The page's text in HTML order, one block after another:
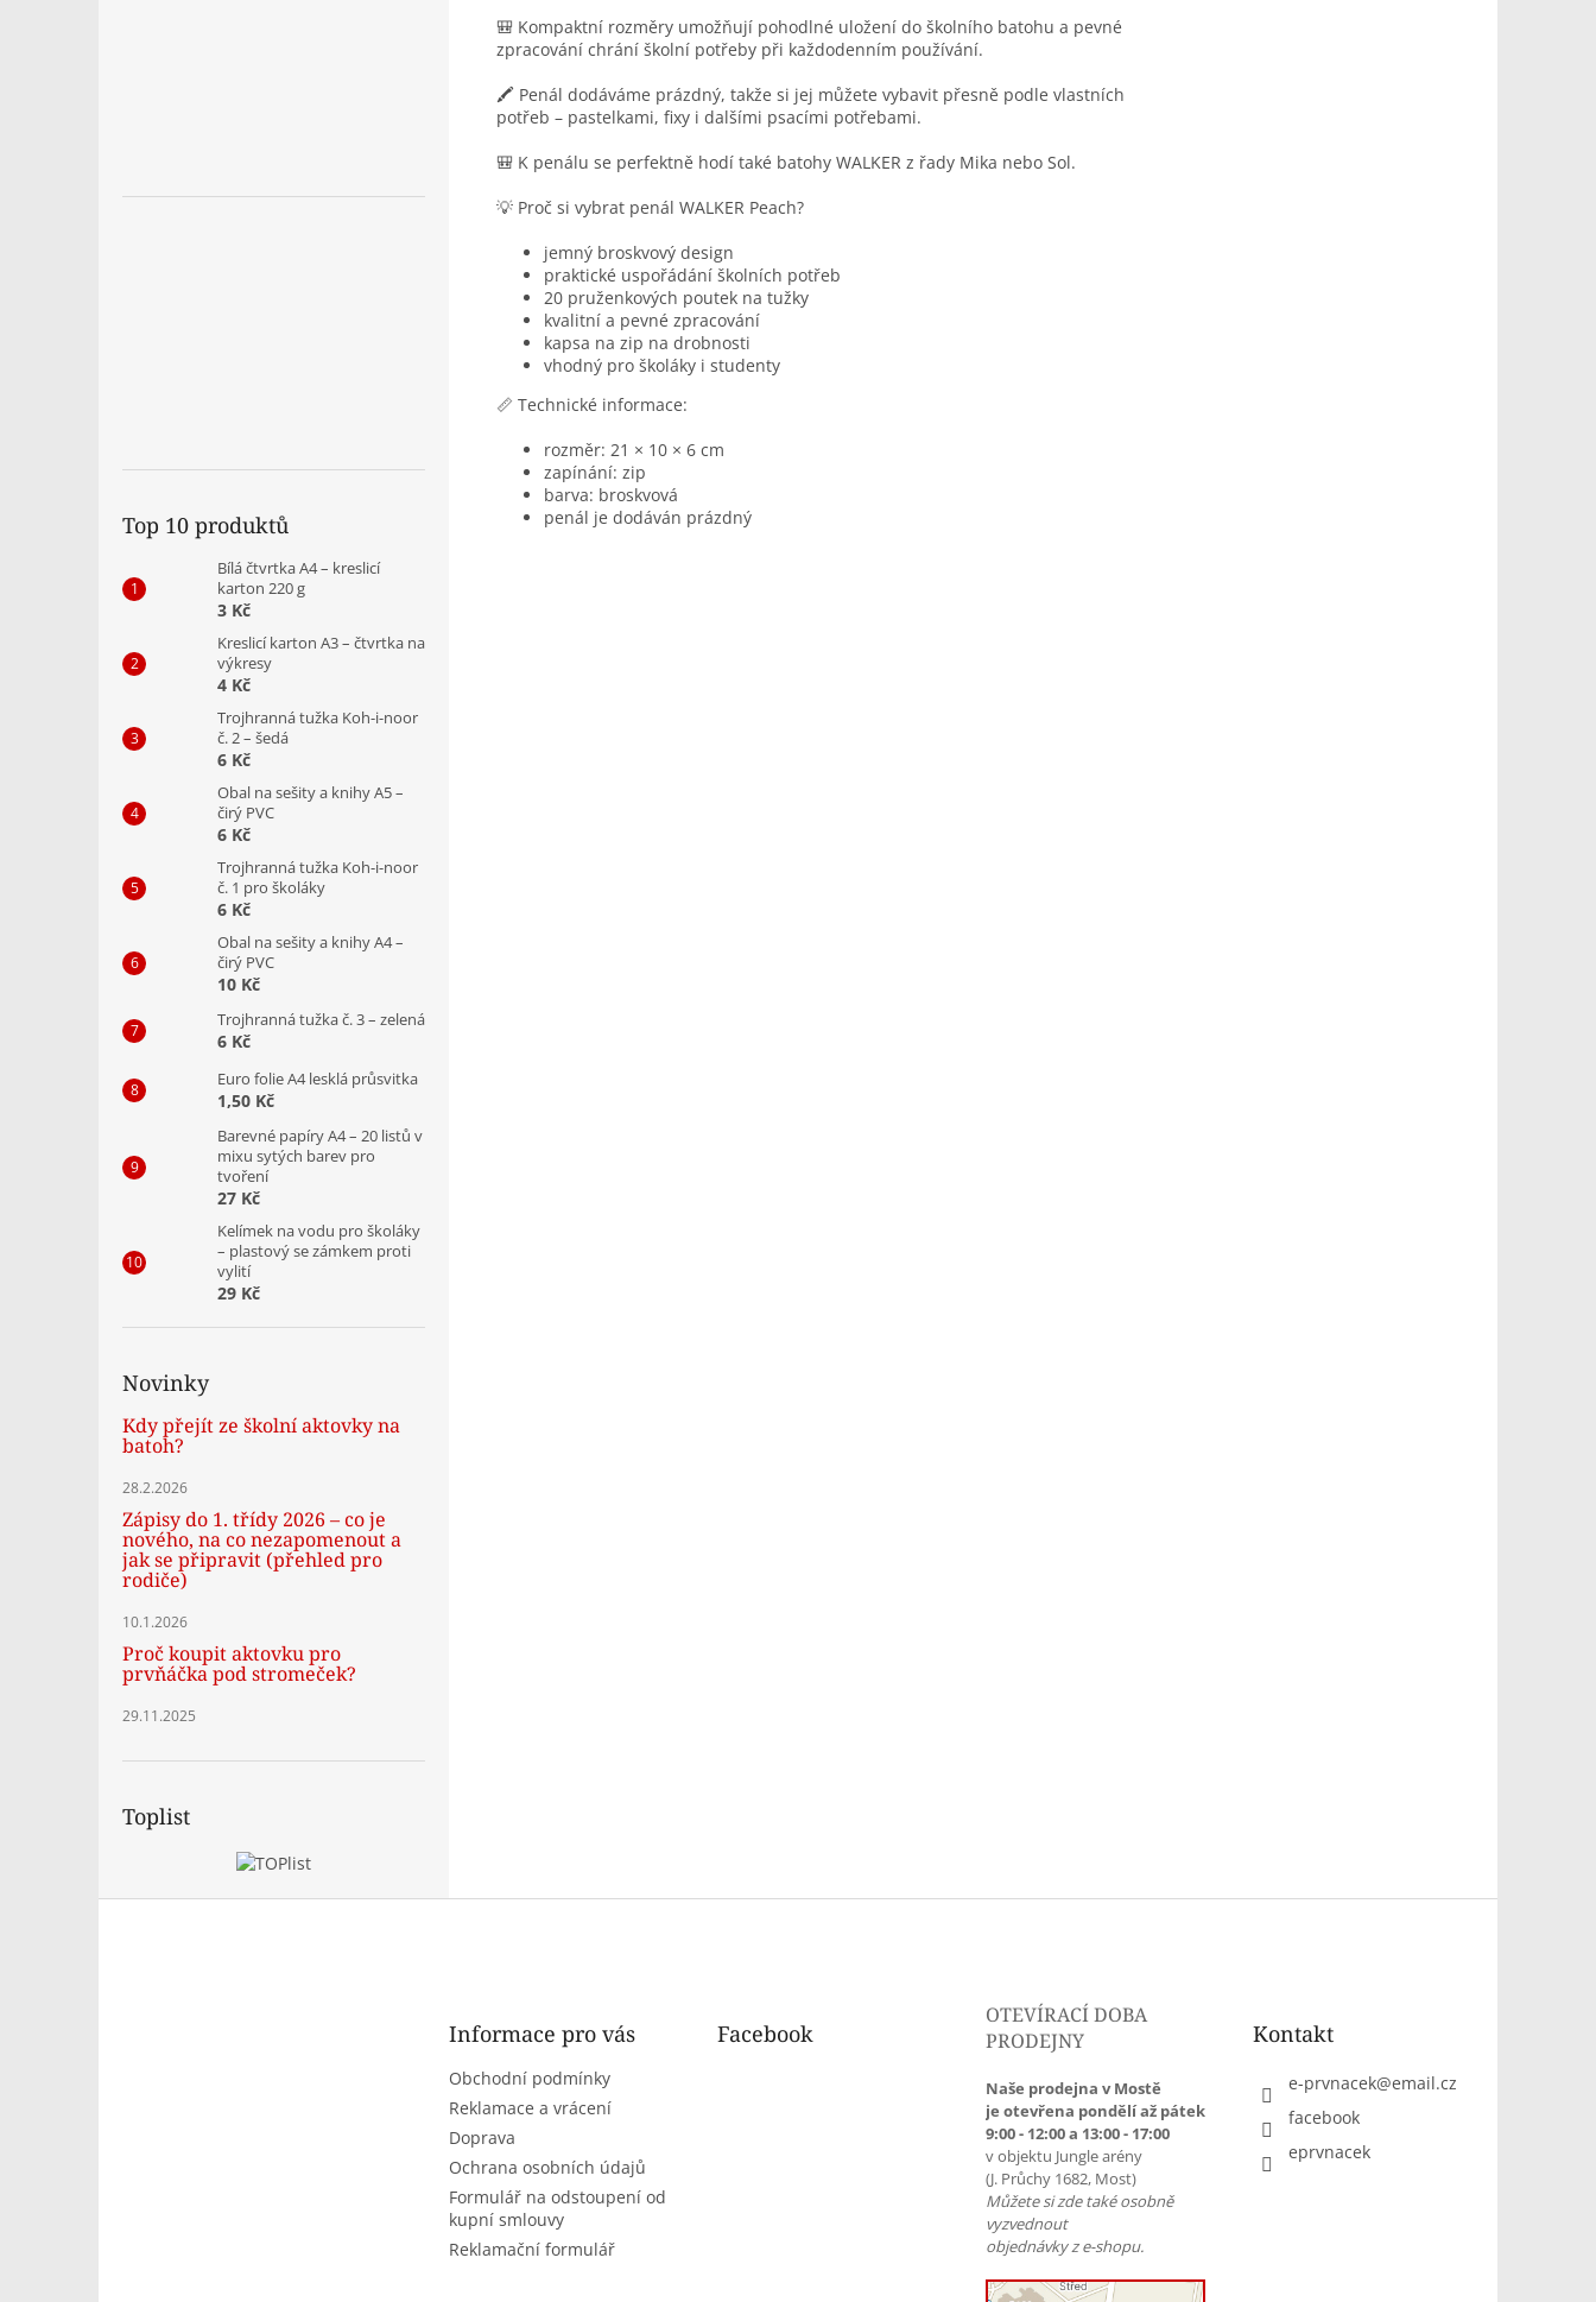
Top 10 produktů
Bílá čtvrtka A4 – kreslicí
karton 220 g
3 Kč
Kreslicí karton A3 – čtvrtka na
výkresy
4 Kč
Trojhranná tužka Koh-i-noor
č. 2 – šedá
6 Kč
Obal na sešity a knihy A5 –
čirý PVC
6 Kč
Trojhranná tužka Koh-i-noor
č. 1 pro školáky
6 Kč
Obal na sešity a knihy A4 –
čirý PVC
10 Kč
Trojhranná tužka č. 3 – zelená
6 Kč
Euro folie A4 lesklá průsvitka
1,50 Kč
Barevné papíry A4 – 20 listů v
mixu sytých barev pro
tvoření
27 Kč
Kelímek na vodu pro školáky
– plastový se zámkem proti
vylití
29 Kč
Novinky
Kdy přejít ze školní aktovky na
batoh?
28.2.2026
Zápisy do 1. třídy 2026 – co je
nového, na co nezapomenout a
jak se připravit (přehled pro
rodiče)
10.1.2026
Proč koupit aktovku pro
prvňáčka pod stromeček?
29.11.2025
Toplist
🎒 Kompaktní rozměry umožňují pohodlné uložení do školního batohu a pevné
zpracování chrání školní potřeby při každodenním používání.
🖍️ Penál dodáváme prázdný, takže si jej můžete vybavit přesně podle vlastních
potřeb – pastelkami, fixy i dalšími psacími potřebami.
🎒 K penálu se perfektně hodí také batohy WALKER z řady Mika nebo Sol.
💡 Proč si vybrat penál WALKER Peach?
jemný broskvový design
praktické uspořádání školních potřeb
20 pruženkových poutek na tužky
kvalitní a pevné zpracování
kapsa na zip na drobnosti
vhodný pro školáky i studenty
📏 Technické informace:
rozměr: 21 × 10 × 6 cm
zapínání: zip
barva: broskvová
penál je dodáván prázdný
Informace pro vás
Obchodní podmínky
Reklamace a vrácení
Doprava
Ochrana osobních údajů
Formulář na odstoupení od
kupní smlouvy
Reklamační formulář
Facebook
OTEVÍRACÍ DOBA
PRODEJNY
Naše prodejna v Mostě
je otevřena pondělí až pátek
9:00 - 12:00 a 13:00 - 17:00
v objektu Jungle arény
(J. Průchy 1682, Most)
Můžete si zde také osobně
vyzvednout
objednávky z e-shopu.
Kontakt
e-prvnacek@email.cz
facebook
eprvnacek